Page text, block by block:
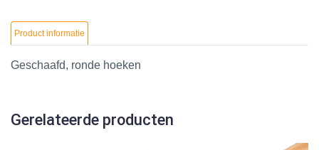
Product informatie
Geschaafd, ronde hoeken
Gerelateerde producten